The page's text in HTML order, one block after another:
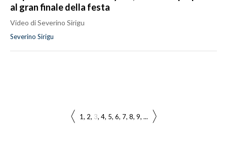
al gran finale della festa
Video di Severino Sirigu
Severino Sirigu
1 2 3 4 5 6 7 8 9 ...